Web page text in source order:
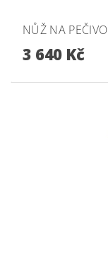
NŮŽ NA
3 640 Kč